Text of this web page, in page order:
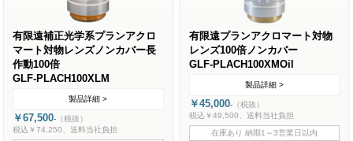
有限遠補正光学系プランアクロ
マート対物レンズノンカバー長
作動100倍
GLF-PLACH100XLM
製品詳細 >
￥67,500- （税抜）
税込￥74,250、送料当社負担
有限遠プランアクロマート対物
レンズ100倍ノンカバー
GLF-PLACH100XMOil
製品詳細 >
￥45,000- （税抜）
税込￥49,500、送料当社負担
在庫あり 納期1～3営業日以内